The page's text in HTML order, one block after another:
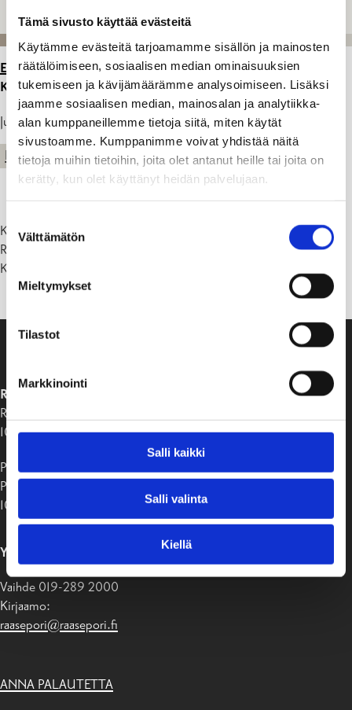
Tämä sivusto käyttää evästeitä
Käytämme evästeitä tarjoamamme sisällön ja mainosten
räätälöimiseen, sosiaalisen median ominaisuuksien
tukemiseen ja kävijämäärämme analysoimiseen. Lisäksi
jaamme sosiaalisen median, mainosalan ja analytiikka-
alan kumppaneillemme tietoja siitä, miten käytät
sivustoamme. Kumppanimme voivat yhdistää näitä
tietoja muihin tietoihin, joita olet antanut heille tai joita on
kerätty, kun olet käyttänyt heidän palvelujaan.
valinta
Välttämätön
Mieltymykset
Tilastot
Markkinointi
Salli kaikki
Salli valinta
Kiellä
ETUSIVU>ARTIKKELIT>KAUPUNGINJOHTAJAN
KESÄVLOGI
Julkaistu: 09.06.23
KAUPUNKI
Kuuntele kaupunginjohtaja Petra Themanin ajatuksia muun muassa
Raaseporin kehityksestä kesävlogissa, joka tällä kertaa tulee Pohjan
Kasberget-kukkulalta.
RAASEPORIN KAUPUNKI
Raaseporintie 37
10650 Tammisaari
Postiosoite:
PB 58
10611 Raasepori
YHTEYSTIEDOT
Vaihde 019-289 2000
Kirjaamo:
raasepori@raasepori.fi
ANNA PALAUTETTA